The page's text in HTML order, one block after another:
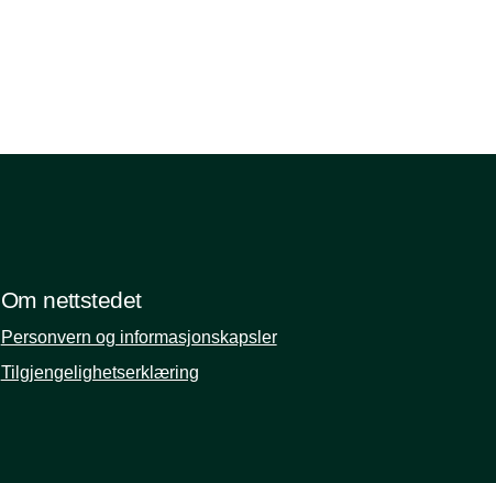
Om nettstedet
Personvern og informasjonskapsler
Tilgjengelighetserklæring